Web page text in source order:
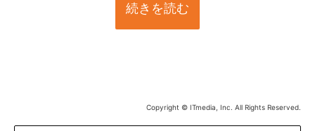
続きを読む
Copyright © ITmedia, Inc. All Rights Reserved.